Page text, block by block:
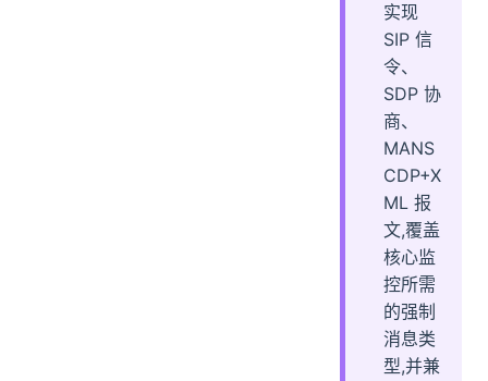
实现
SIP 信
令、
SDP 协
商、
MANS
CDP+X
ML 报
文,覆盖
核心监
控所需
的强制
消息类
型,并兼